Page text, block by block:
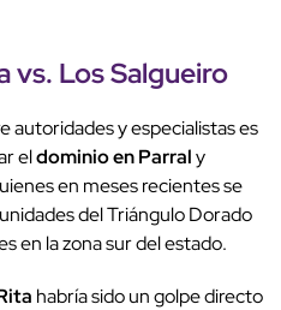
vs. Los Salgueiro
autoridades y especialistas es
eldominio en Parraly
en meses recientes se
del Triángulo Dorado
en la zona sur del estado.
habría sido un golpe directo